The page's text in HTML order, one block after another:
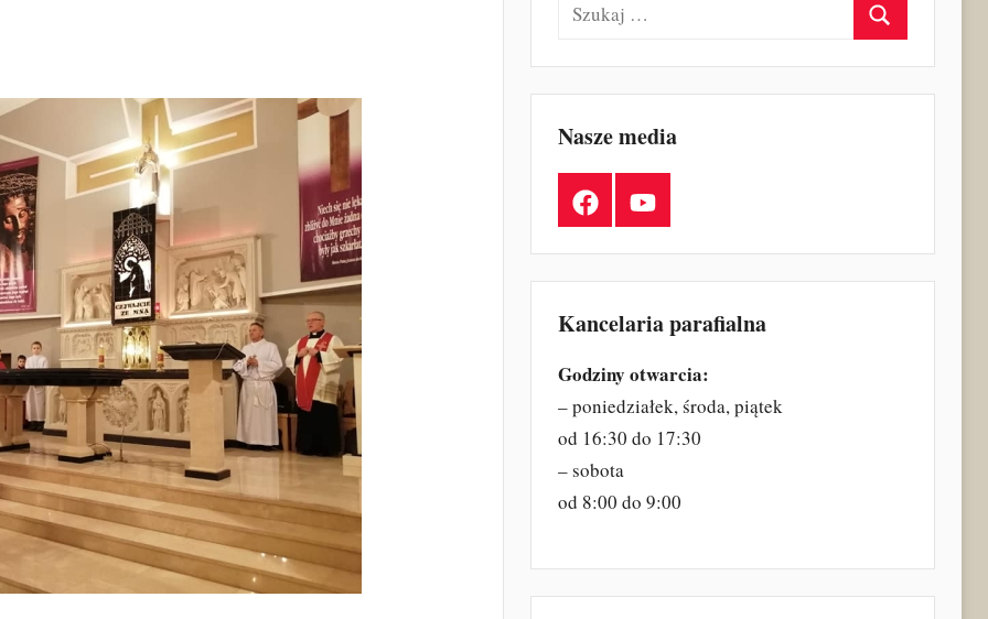
Nasze media
FacebookYouTube
Kancelaria parafialna
Godziny otwarcia:
– poniedziałek, środa, piątek
od 16:30 do 17:30
– sobota
od 8:00 do 9:00